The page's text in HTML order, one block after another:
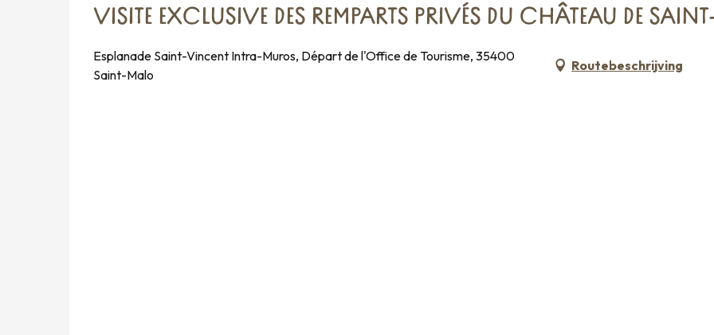
VISITE EXCLUSIVE DES REMPARTS PRIVÉS DU CHÂTEAU DE
Esplanade Saint-Vincent Intra-Muros, Départ de l'Office de Tourisme, 35400
Saint-Malo
Routebeschrijving